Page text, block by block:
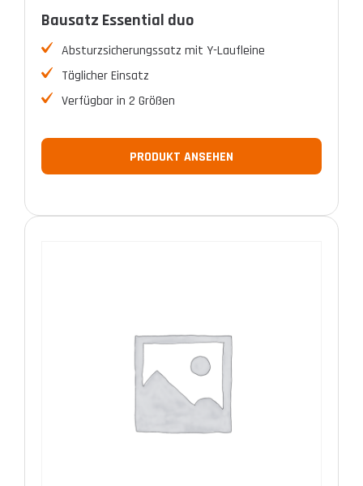
Bausatz Essential duo
Absturzsicherungssatz mit Y-Laufleine
Täglicher Einsatz
Verfügbar in 2 Größen
PRODUKT ANSEHEN